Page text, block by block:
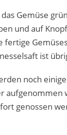
Gemüse
und auf
fertige
ist
noch
aufgenommen
genossen